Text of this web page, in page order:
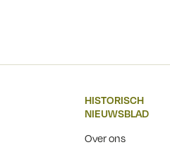
HISTORISCH
NIEUWSBLAD
Over ons